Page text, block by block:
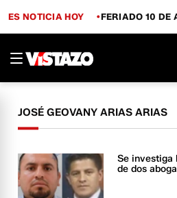
ES NOTICIA HOY FERIADO 10 DE
JOSÉ GEOVANY ARIAS ARIAS
Se investiga
de dos